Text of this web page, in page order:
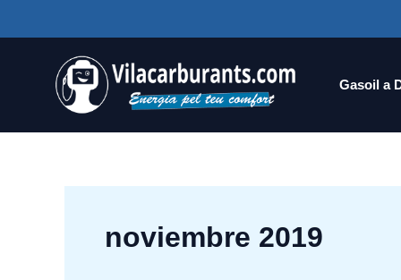
Gasoil a
noviembre 2019